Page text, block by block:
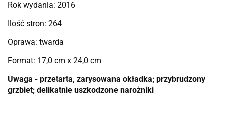
Rok wydania: 2016
Ilość stron: 264
Oprawa: twarda
Format: 17,0 cm x 24,0 cm
Uwaga - przetarta, zarysowana okładka; przybrudzony
grzbiet; delikatnie uszkodzone narożniki